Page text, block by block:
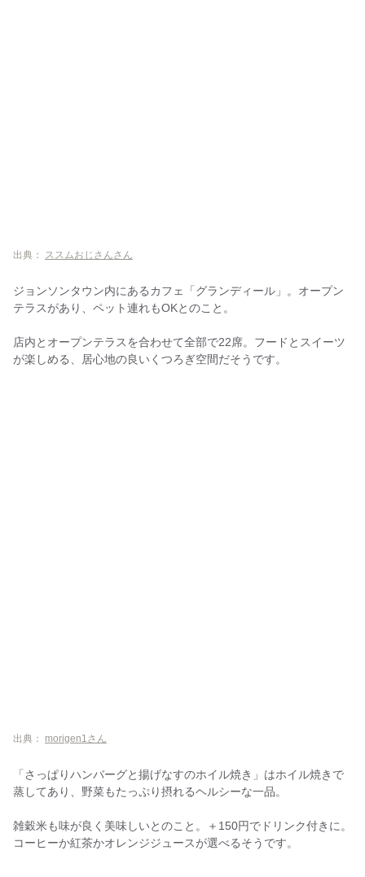
出典： ススムおじさんさん
ジョンソンタウン内にあるカフェ「グランディール」。オープン
テラスがあり、ペット連れもOKとのこと。
店内とオープンテラスを合わせて全部で22席。フードとスイーツ
が楽しめる、居心地の良いくつろぎ空間だそうです。
出典： morigen1さん
「さっぱりハンバーグと揚げなすのホイル焼き」はホイル焼きで
蒸してあり、野菜もたっぷり摂れるヘルシーな一品。
雑穀米も味が良く美味しいとのこと。＋150円でドリンク付きに。
コーヒーか紅茶かオレンジジュースが選べるそうです。